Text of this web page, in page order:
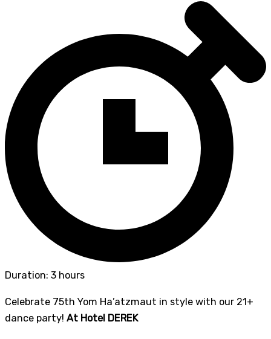
Duration: 3 hours
Celebrate 75th Yom Ha’atzmaut in style with our 21+
dance party! At Hotel DEREK